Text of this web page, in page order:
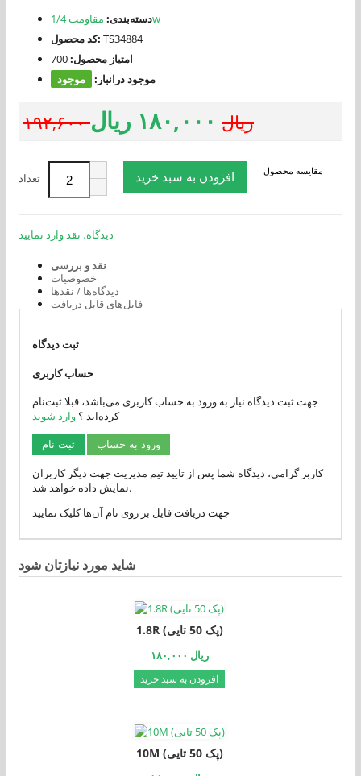
دسته‌بندی:مقاومت 1/4w
کد محصول: TS34884
امتیاز محصول:700
موجود درانبار:
موجود
۱۹۲,۶۰۰ ریال ۱۸۰,۰۰۰ ریال
تعداد افزودن به سبد خرید مقایسه محصول
دیدگاه، نقد وارد نمایید
نقد و بررسی
خصوصیات
دیدگاه‌ها / نقدها
فایل‌های قابل دریافت
ثبت دیدگاه
حساب کاربری
جهت ثبت دیدگاه نیاز به ورود به حساب کاربری می‌باشد، قبلا ثبت‌نام
کرده‌اید ؟ وارد شوید
ثبت نام ورود به حساب
کاربر گرامی، دیدگاه شما پس از تایید تیم مدیریت جهت دیگر کاربران
نمایش داده خواهد شد.
جهت دریافت فایل بر روی نام آن‌ها کلیک نمایید
شاید مورد نیازتان شود
1.8R (پک 50 تایی)
۱۸۰,۰۰۰ ریال
افزودن به سبد خرید
10M (پک 50 تایی)